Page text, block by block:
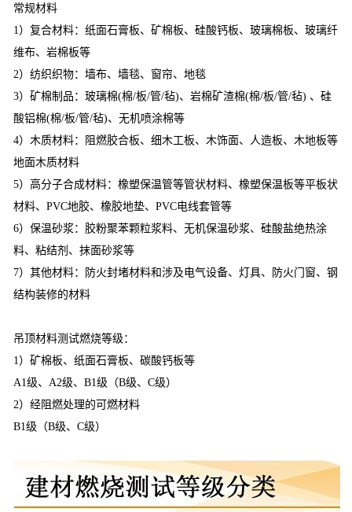
常规材料
1）复合材料：纸面石膏板、矿棉板、硅酸钙板、玻璃棉板、玻璃纤
维布、岩棉板等
2）纺织织物：墙布、墙毯、窗帘、地毯
3）矿棉制品：玻璃棉(棉/板/管/毡)、岩棉矿渣棉(棉/板/管/毡) 、硅
酸铝棉(棉/板/管/毡)、无机喷涂棉等
4）木质材料：阻燃胶合板、细木工板、木饰面、人造板、木地板等
地面木质材料
5）高分子合成材料：橡塑保温管等管状材料、橡塑保温板等平板状
材料、PVC地胶、橡胶地垫、PVC电线套管等
6）保温砂浆：胶粉聚苯颗粒浆料、无机保温砂浆、硅酸盐绝热涂
料、粘结剂、抹面砂浆等
7）其他材料：防火封堵材料和涉及电气设备、灯具、防火门窗、钢
结构装修的材料
吊顶材料测试燃烧等级：
1）矿棉板、纸面石膏板、碳酸钙板等
A1级、A2级、B1级（B级、C级）
2）经阻燃处理的可燃材料
B1级（B级、C级）